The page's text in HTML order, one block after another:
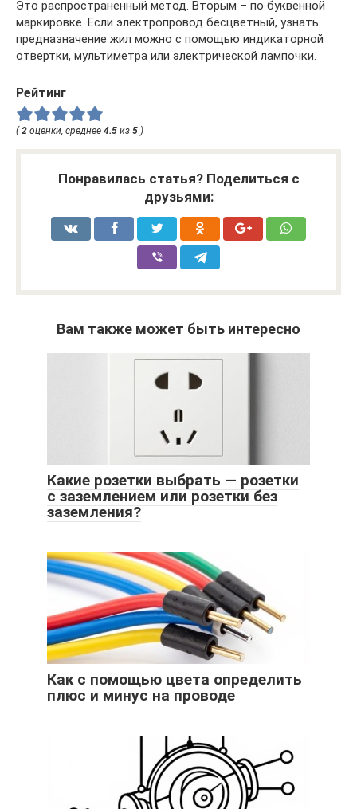
Это распространенный метод. Вторым – по буквенной
маркировке. Если электропровод бесцветный, узнать
предназначение жил можно с помощью индикаторной
отвертки, мультиметра или электрической лампочки.
Рейтинг
(2 оценки, среднее 4.5 из 5 )
Понравилась статья? Поделиться с
друзьями:
Вам также может быть интересно
Какие розетки выбрать — розетки
с заземлением или розетки без
заземления?
Как с помощью цвета определить
плюс и минус на проводе